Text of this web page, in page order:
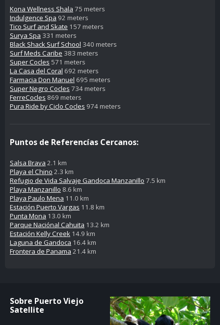
Kona Wellness Shala 75 meters
Indulgence Spa 92 meters
Tico Surf and Skate 157 meters
Surya Spa 331 meters
Black Shack Surf School 340 meters
Surf Meds Caribe 383 meters
Super Cocles 571 meters
La Casa del Coral 692 meters
Farmacia Don Manuel 695 meters
Super Negro Cocles 734 meters
FerreCocles 869 meters
Pura Ride by Ciclo Cocles 974 meters
Puntos de Referencías Cercanos:
Salsa Brava 2.1 km
Playa el Chino 2.3 km
Refugio de Vida Salvaje Gandoca Manzanillo 7.5 km
Playa Manzanillo 8.6 km
Playa Paulo Mena 11.0 km
Estación Puerto Vargas 11.8 km
Punta Mona 13.0 km
Parque Naciónal Cahuita 13.2 km
Estación Kelly Creek 14.9 km
Laguna de Gandoca 16.4 km
Frontera de Panama 21.4 km
Sobre Puerto Viejo
Satellite